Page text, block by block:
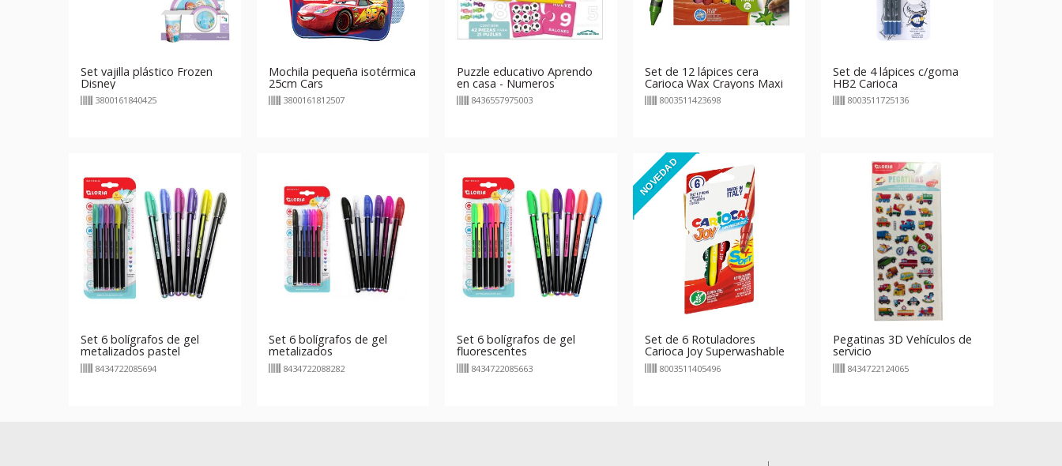
Set vajilla plástico Frozen
Disney
3800161840425
Mochila pequeña isotérmica
25cm Cars
3800161812507
Puzzle educativo Aprendo
en casa - Numeros
8436557975003
Set de 12 lápices cera
Carioca Wax Crayons Maxi
8003511423698
Set de 4 lápices c/goma
HB2 Carioca
8003511725136
Set 6 bolígrafos de gel
metalizados pastel
8434722085694
Set 6 bolígrafos de gel
metalizados
8434722088282
Set 6 bolígrafos de gel
fluorescentes
8434722085663
NOVEDAD
Set de 6 Rotuladores
Carioca Joy Superwashable
Soft8003511405496
Pegatinas 3D Vehículos de
servicio
8434722124065